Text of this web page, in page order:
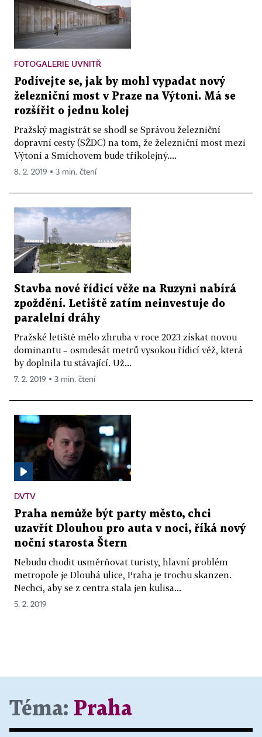
FOTOGALERIE UVNITŘ
Podívejte se, jak by mohl vypadat nový
železniční most v Praze na Výtoni. Má se
rozšířit o jednu kolej
Pražský magistrát se shodl se Správou železniční
dopravní cesty (SŽDC) na tom, že železniční most mezi
Výtoní a Smíchovem bude tříkolejný....
8. 2. 2019 ▪ 3 min. čtení
Stavba nové řídicí věže na Ruzyni nabírá
zpoždění. Letiště zatím neinvestuje do
paralelní dráhy
Pražské letiště mělo zhruba v roce 2023 získat novou
dominantu – osmdesát metrů vysokou řídicí věž, která
by doplnila tu stávající. Už...
7. 2. 2019 ▪ 3 min. čtení
DVTV
Praha nemůže být party město, chci
uzavřít Dlouhou pro auta v noci, říká nový
noční starosta Štern
Nebudu chodit usměrňovat turisty, hlavní problém
metropole je Dlouhá ulice, Praha je trochu skanzen.
Nechci, aby se z centra stala jen kulisa...
5. 2. 2019
Téma: Praha